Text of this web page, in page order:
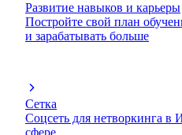
Развитие навыков и карьеры
Постройте свой план
и зарабатывать больше
Сетка
Соцсеть для нетворкинга в